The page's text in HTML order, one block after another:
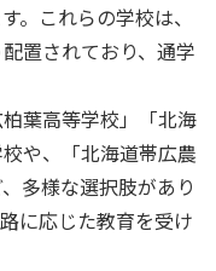
。これらの学校は、
置されており、通学
葉高等学校」「北海
や、「北海道帯広農
多様な選択肢があり
に応じた教育を受け